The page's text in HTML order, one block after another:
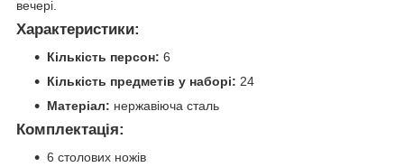
вечері.
Характеристики:
Кількість персон: 6
Кількість предметів у наборі: 24
Матеріал: нержавіюча сталь
Комплектація:
6 столових ножів